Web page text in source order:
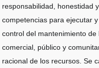
responsabilidad, honestidad
competencias para ejecutar
control del mantenimiento
comercial, público y
racional de los recursos. Se